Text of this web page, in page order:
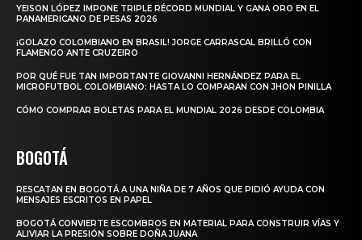
YEISON LÓPEZ IMPONE TRIPLE RÉCORD MUNDIAL Y GANA ORO EN EL
PANAMERICANO DE PESAS 2026
¡GOLAZO COLOMBIANO EN BRASIL! JORGE CARRASCAL BRILLÓ CON
FLAMENGO ANTE CRUZEIRO
POR QUÉ FUE TAN IMPORTANTE GIOVANNI HERNÁNDEZ PARA EL
MICROFUTBOL COLOMBIANO: HASTA LO COMPARAN CON JHON PINILLA
CÓMO COMPRAR BOLETAS PARA EL MUNDIAL 2026 DESDE COLOMBIA
BOGOTÁ
RESCATAN EN BOGOTÁ A UNA NIÑA DE 7 AÑOS QUE PIDIÓ AYUDA CON
MENSAJES ESCRITOS EN PAPEL
BOGOTÁ CONVIERTE ESCOMBROS EN MATERIAL PARA CONSTRUIR VÍAS Y
ALIVIAR LA PRESIÓN SOBRE DOÑA JUANA